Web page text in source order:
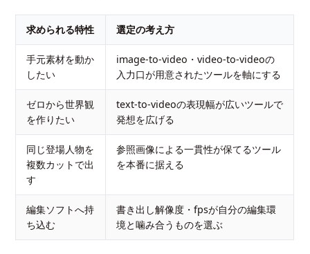
求められる特性 選定の考え方
手元素材を動か
したい
image-to-video・video-to-videoの
入力口が用意されたツールを軸にする
ゼロから世界観
を作りたい
text-to-videoの表現幅が広いツールで
発想を広げる
同じ登場人物を
複数カットで出
す
参照画像による一貫性が保てるツール
を本番に据える
編集ソフトへ持
ち込む
書き出し解像度・fpsが自分の編集環
境と噛み合うものを選ぶ